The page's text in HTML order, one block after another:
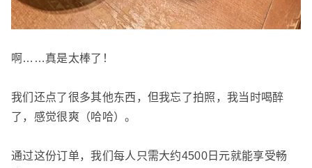
啊……真是太棒了！
我们还点了很多其他东西，但我忘了拍照，我当时喝醉
了，感觉很爽（哈哈）。
通过这份订单，我们每人只需大约4500日元就能享受畅